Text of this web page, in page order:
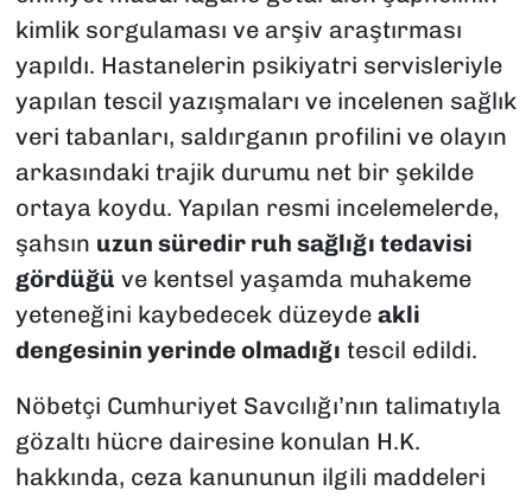
kimlik sorgulaması ve arşiv araştırması
yapıldı. Hastanelerin psikiyatri servisleriyle
yapılan tescil yazışmaları ve incelenen sağlık
veri tabanları, saldırganın profilini ve olayın
arkasındaki trajik durumu net bir şekilde
ortaya koydu. Yapılan resmi incelemelerde,
şahsın uzun süredir ruh sağlığı tedavisi
gördüğü ve kentsel yaşamda muhakeme
yeteneğini kaybedecek düzeyde akli
dengesinin yerinde olmadığı tescil edildi.
Nöbetçi Cumhuriyet Savcılığı’nın talimatıyla
gözaltı hücre dairesine konulan H.K.
hakkında, ceza kanununun ilgili maddeleri